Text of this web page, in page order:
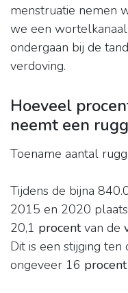
menstruatie nemen
we een
ondergaan bij de
verdoving.
Hoeveel
neemt een
Toename aantal
Tijdens de bijna
2015 en 2020
20,1 procentvan de
Dit is een stijging
ongeveer 16 procent